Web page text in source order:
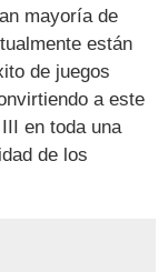
mayoría de
están
de juegos
a este
en toda una
de los